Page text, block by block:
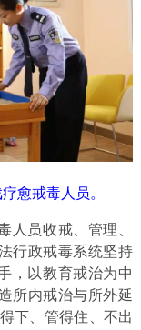
愈戒毒人员。
人员收戒、管理、
行政戒毒系统坚持
，以教育戒治为中
所内戒治与所外延
下、管得住、不出